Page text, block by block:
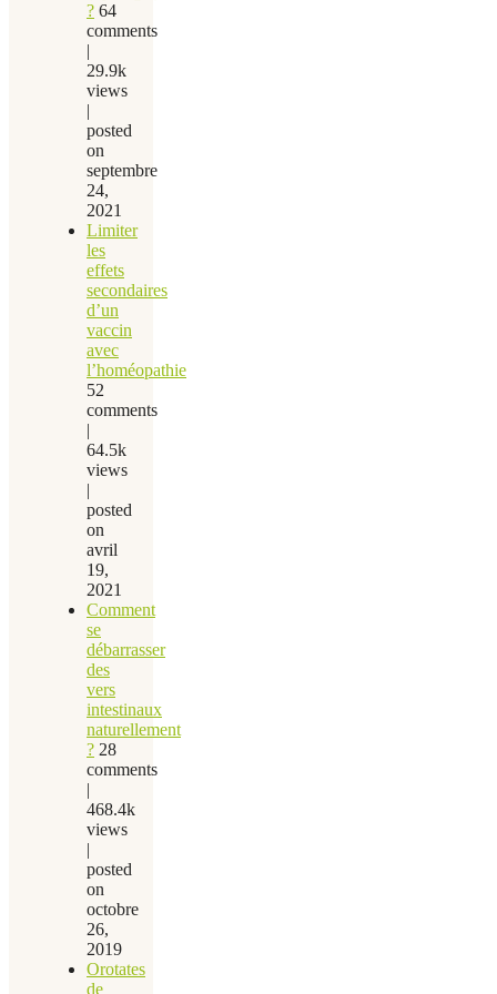
? 64
comments
|
29.9k
views
|
posted
on
septembre
24,
2021
Limiter
les
effets
secondaires
d’un
vaccin
avec
l’homéopathie
52
comments
|
64.5k
views
|
posted
on
avril
19,
2021
Comment
se
débarrasser
des
vers
intestinaux
naturellement
? 28
comments
|
468.4k
views
|
posted
on
octobre
26,
2019
Orotates
de